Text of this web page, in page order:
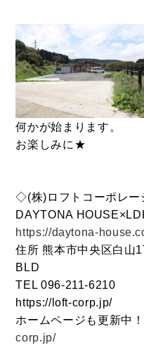
SELL 物件の売却
DEVELOP 分譲地
何かが始まります。
お楽しみに★
◇(株)ロフトコーポレ
DAYTONA
https://daytona-
住所 熊本市中央区白山
BLD
TEL 096-211-6210
https://loft-corp.jp/
ホームページも更新中
corp.jp/